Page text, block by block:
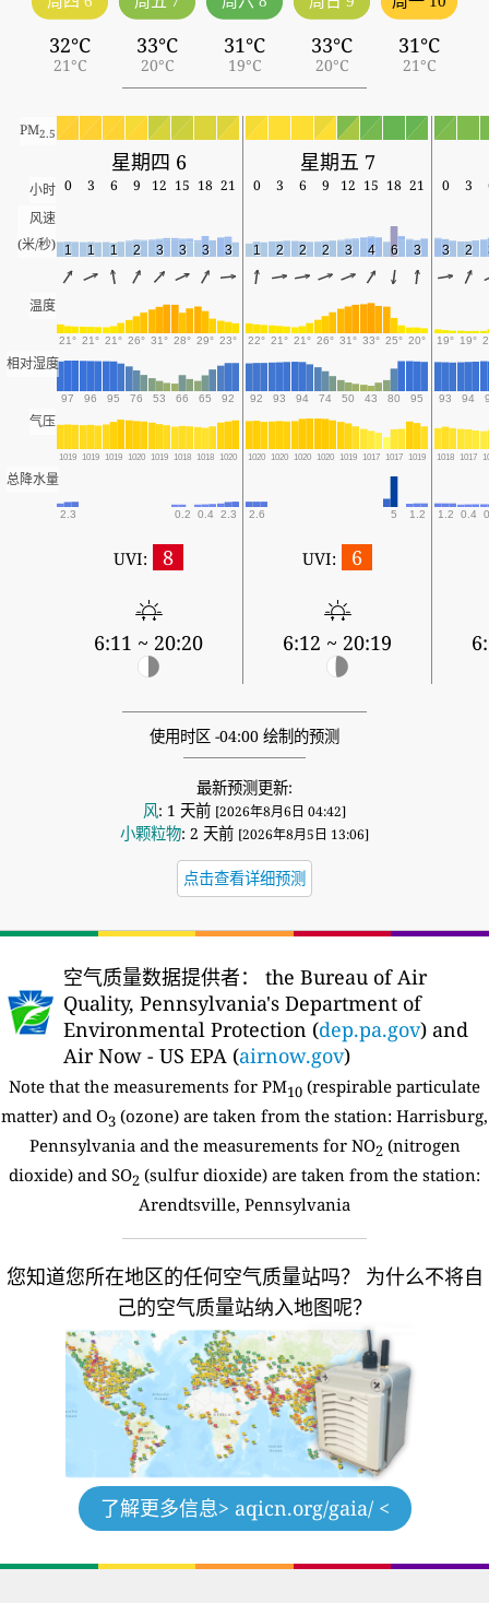
32°C
21°C
33°C
20°C
31°C
19°C
33°C
20°C
31°C
21°C
PM2.5
星期四 6 星期五 7
小时 0 3 6 9 12 15 18 21 0 3 6 9 12 15 18 21 0 3
风速
(米/秒)
1 1 1 2 3 3 3 3 1 2 2 2 3 4 6 3 3 2
温度
21° 21° 21° 26° 31° 28° 29° 23° 22° 21° 21° 26° 31° 33° 25° 20° 19° 19°
相对湿度
97 96 95 76 53 66 65 92 92 93 94 74 50 43 80 95 93 94
气压
1019 1019 1019 1020 1019 1018 1018 1020 1020 1020 1020 1020 1019 1017 1017 1019 1018 1017
总降水量
2.3 0.2 0.4 2.3 2.6 5 1.2 1.2 0.4
UVI: 8
6:11 ~ 20:20
UVI: 6
6:12 ~ 20:19
使用时区 -04:00 绘制的预测
最新预测更新:
风: 1 天前 [2026年8月6日 04:42]
小颗粒物: 2 天前 [2026年8月5日 13:06]
点击查看详细预测
空气质量数据提供者：
the Bureau of Air
Quality, Pennsylvania's Department of
Environmental Protection (dep.pa.gov) and
Air Now - US EPA (airnow.gov)
Note that the measurements for PM10 (respirable particulate
matter) and O3 (ozone) are taken from the station: Harrisburg,
Pennsylvania and the measurements for NO2 (nitrogen
dioxide) and SO2 (sulfur dioxide) are taken from the station:
Arendtsville, Pennsylvania
您知道您所在地区的任何空气质量站吗？
为什么不将自
己的空气质量站纳入地图呢？
了解更多信息> aqicn.org/gaia/ <